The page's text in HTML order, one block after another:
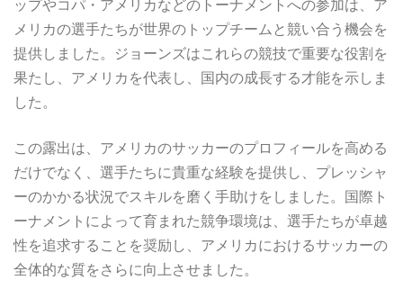
ップやコパ・アメリカなどのトーナメントへの参加は、ア
メリカの選手たちが世界のトップチームと競い合う機会を
提供しました。ジョーンズはこれらの競技で重要な役割を
果たし、アメリカを代表し、国内の成長する才能を示しま
した。
この露出は、アメリカのサッカーのプロフィールを高める
だけでなく、選手たちに貴重な経験を提供し、プレッシャ
ーのかかる状況でスキルを磨く手助けをしました。国際ト
ーナメントによって育まれた競争環境は、選手たちが卓越
性を追求することを奨励し、アメリカにおけるサッカーの
全体的な質をさらに向上させました。